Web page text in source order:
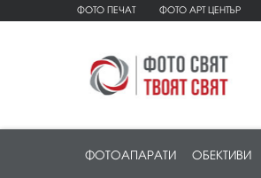
ФОТО ПЕЧАТ ФОТО АРТ ЦЕНТЪР
ФОТОАПАРАТИ ОБЕКТИВИ